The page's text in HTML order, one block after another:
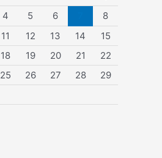
4 5 6
8
11 12 13 14
15
18 19 20 21
22
25 26 27 28
29